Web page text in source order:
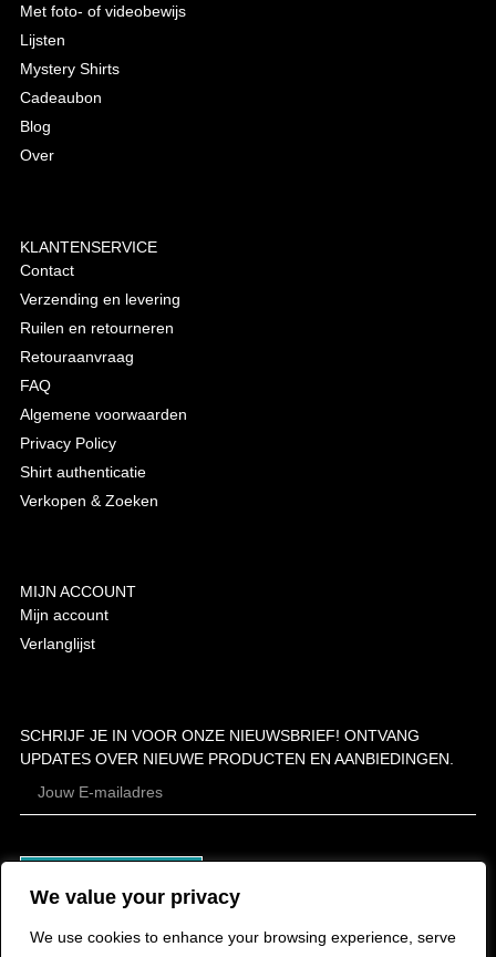
We value your privacy
We use cookies to enhance your browsing experience, serve
Met foto- of videobewijs
Lijsten
Mystery Shirts
Cadeaubon
Blog
Over
KLANTENSERVICE
Contact
Verzending en levering
Ruilen en retourneren
Retouraanvraag
FAQ
Algemene voorwaarden
Privacy Policy
Shirt authenticatie
Verkopen & Zoeken
MIJN ACCOUNT
Mijn account
Verlanglijst
SCHRIJF JE IN VOOR ONZE NIEUWSBRIEF! ONTVANG
UPDATES OVER NIEUWE PRODUCTEN EN AANBIEDINGEN.